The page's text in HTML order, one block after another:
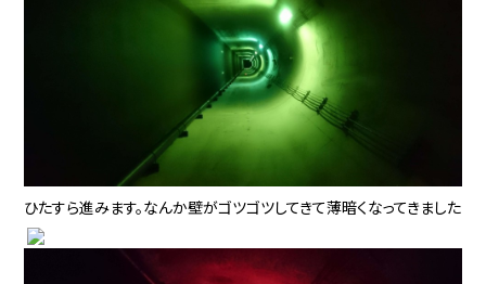
ひたすら進みます。なんか壁がゴツゴツしてきて薄暗くなってきました